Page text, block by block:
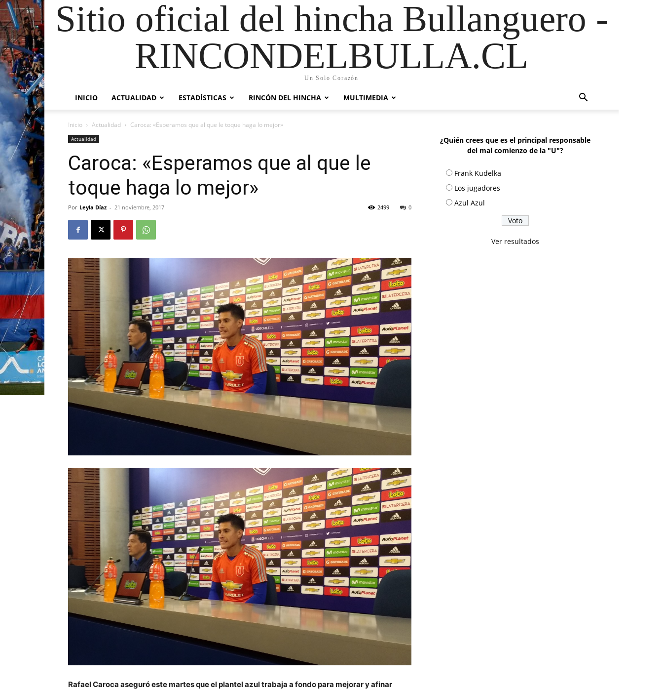
Sitio oficial del hincha Bullanguero -
RINCONDELBULLA.CL
Un Solo Corazón
INICIO ACTUALIDAD ESTADÍSTICAS RINCÓN DEL HINCHA MULTIMEDIA
Inicio Actualidad Caroca: «Esperamos que al que le toque haga lo mejor»
Actualidad
Caroca: «Esperamos que al que le
toque haga lo mejor»
Por Leyla Díaz - 21 noviembre, 2017 0
2499
Rafael Caroca aseguró este martes que el plantel azul trabaja a fondo para mejorar y afinar
¿Quién crees que es el principal responsable
del mal comienzo de la "U"?
Frank Kudelka
Los jugadores
Azul Azul
Ver resultados